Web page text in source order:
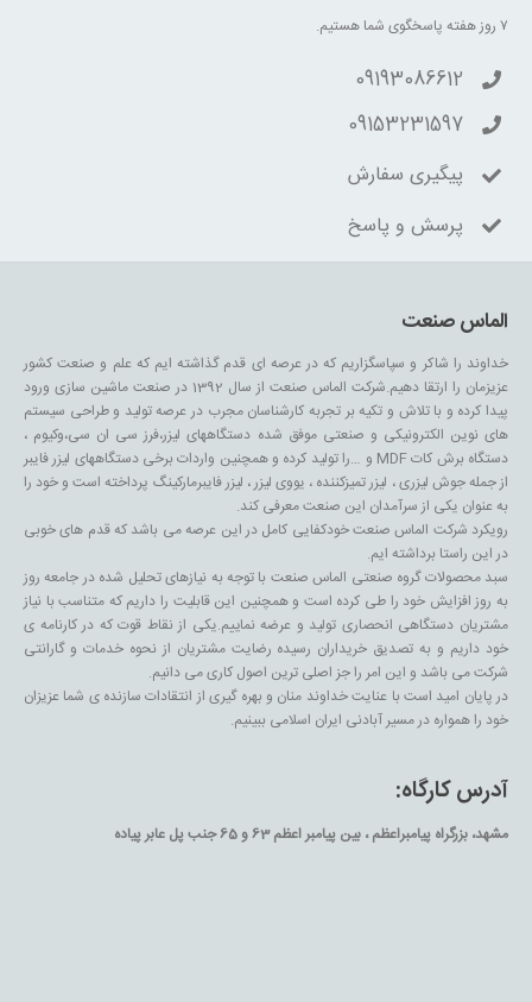
۷ روز هفته پاسخگوی شما هستیم.
09193086612
09153231597
پیگیری سفارش
پرسش و پاسخ
الماس صنعت
خداوند را شاکر و سپاسگزاریم که در عرصه ای قدم گذاشته ایم که علم و صنعت کشور
عزیزمان را ارتقا دهیم.شرکت الماس صنعت از سال 1392 در صنعت ماشین سازی ورود
پیدا کرده و با تلاش و تکیه بر تجربه کارشناسان مجرب در عرصه تولید و طراحی سیستم
های نوین الکترونیکی و صنعتی موفق شده دستگاههای لیزر،فرز سی ان سی،وکیوم ،
دستگاه برش کات MDF و …را تولید کرده و همچنین واردات برخی دستگاههای لیزر فایبر
از جمله جوش لیزری ، لیزر تمیزکننده ، یووی لیزر ، لیزر فایبرمارکینگ پرداخته است و خود را
به عنوان یکی از سرآمدان این صنعت معرفی کند.
رویکرد شرکت الماس صنعت خودکفایی کامل در این عرصه می باشد که قدم های خوبی
در این راستا برداشته ایم.
سبد محصولات گروه صنعتی الماس صنعت با توجه به نیازهای تحلیل شده در جامعه روز
به روز افزایش خود را طی کرده است و همچنین این قابلیت را داریم که متناسب با نیاز
مشتریان دستگاهی انحصاری تولید و عرضه نماییم.یکی از نقاط قوت که در کارنامه ی
خود داریم و به تصدیق خریداران رسیده رضایت مشتریان از نحوه خدمات و گارانتی
شرکت می باشد و این امر را جز اصلی ترین اصول کاری می دانیم.
در پایان امید است با عنایت خداوند منان و بهره گیری از انتقادات سازنده ی شما عزیزان
خود را همواره در مسیر آبادنی ایران اسلامی ببینیم.
آدرس کارگاه:
مشهد، بزرگراه پیامبراعظم ، بین پیامبر اعظم 63 و 65 جنب پل عابر پیاده